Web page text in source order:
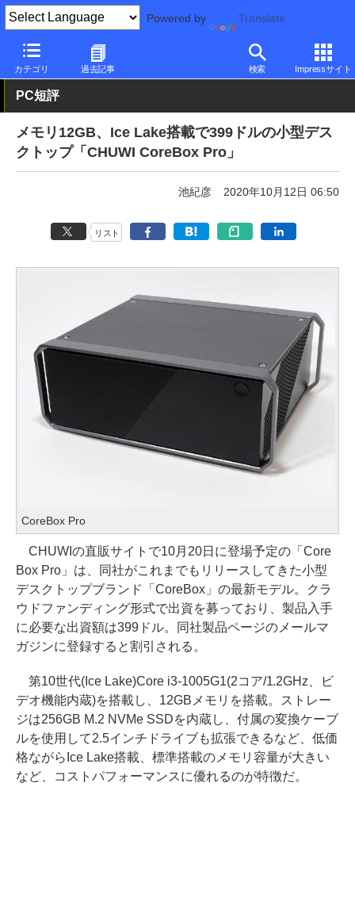
Powered by Translate
カテゴリ 過去記事 検索 Impressサイト
PC Watch パソコン/タブレット/スマートフォン NUC/小型パソコ
PC短評
メモリ12GB、Ice Lake搭載で399ドルの小型デス
クトップ「CHUWI CoreBox Pro」
池紀彦 2020年10月12日 06:50
リスト
CoreBox Pro
CHUWIの直販サイトで10月20日に登場予定の「Core
Box Pro」は、同社がこれまでもリリースしてきた小型
デスクトップブランド「CoreBox」の最新モデル。クラ
ウドファンディング形式で出資を募っており、製品入手
に必要な出資額は399ドル。同社製品ページのメールマ
ガジンに登録すると割引される。
第10世代(Ice Lake)Core i3-1005G1(2コア/1.2GHz、ビ
デオ機能内蔵)を搭載し、12GBメモリを搭載。ストレー
ジは256GB M.2 NVMe SSDを内蔵し、付属の変換ケーブ
ルを使用して2.5インチドライブも拡張できるなど、低価
格ながらIce Lake搭載、標準搭載のメモリ容量が大きい
など、コストパフォーマンスに優れるのが特徴だ。